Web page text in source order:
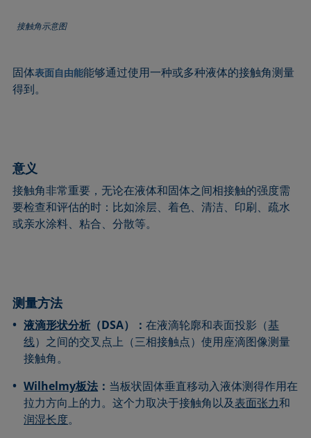
接触角示意图
固体表面自由能能够通过使用一种或多种液体的接触角测量
得到。
意义
接触角非常重要，无论在液体和固体之间相接触的强度需
要检查和评估的时：比如涂层、着色、清洁、印刷、疏水
或亲水涂料、粘合、分散等。
测量方法
液滴形状分析 （DSA）：在液滴轮廓和表面投影（基
线）之间的交叉点上（三相接触点）使用座滴图像测量
接触角。
Wilhelmy板法 ： 当板状固体垂直移动入液体测得作用在
拉力方向上的力。这个力取决于接触角以及表面张力和
润湿长度。